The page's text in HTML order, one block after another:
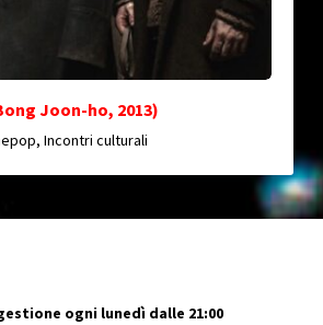
Joon-ho, 2013)
, Incontri culturali
ogni lunedì dalle 21:00